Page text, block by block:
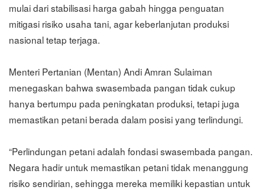
mulai dari stabilisasi harga gabah hingga penguatan
mitigasi risiko usaha tani, agar keberlanjutan produksi
nasional tetap terjaga.
Menteri Pertanian (Mentan) Andi Amran Sulaiman
menegaskan bahwa swasembada pangan tidak cukup
hanya bertumpu pada peningkatan produksi, tetapi juga
memastikan petani berada dalam posisi yang terlindungi.
“Perlindungan petani adalah fondasi swasembada pangan.
Negara hadir untuk memastikan petani tidak menanggung
risiko sendirian, sehingga mereka memiliki kepastian untuk